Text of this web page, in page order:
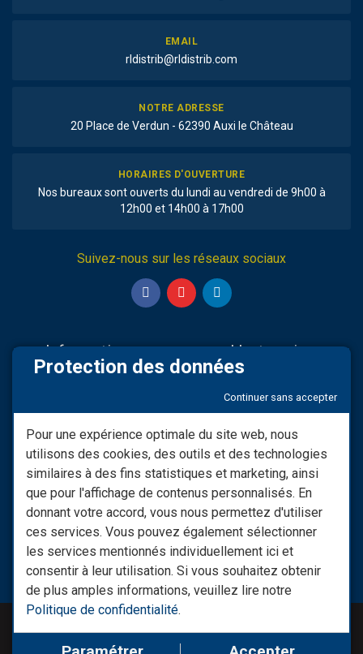
EMAIL
rldistrib@rldistrib.com
NOTRE ADRESSE
20 Place de Verdun - 62390 Auxi le Château
HORAIRES D'OUVERTURE
Nos bureaux sont ouverts du lundi au vendredi de 9h00 à
12h00 et 14h00 à 17h00
Suivez-nous sur les réseaux sociaux
Informations
Modifier consentement RGPD
Conditions générales de
vente
Les Moyens De Paiement
Nous Contacter
Retrouvez notre site spécial
L'entreprise
Qui Sommes-nous
Infos LIVRAISON
Besoin d'informations ?
Réalisation :
Conectiweb
Protection des données
Continuer sans accepter
Pour une expérience optimale du site web, nous
utilisons des cookies, des outils et des technologies
similaires à des fins statistiques et marketing, ainsi
que pour l'affichage de contenus personnalisés. En
donnant votre accord, vous nous permettez d'utiliser
ces services. Vous pouvez également sélectionner
les services mentionnés individuellement ici et
consentir à leur utilisation. Si vous souhaitez obtenir
de plus amples informations, veuillez lire notre
Politique de confidentialité.